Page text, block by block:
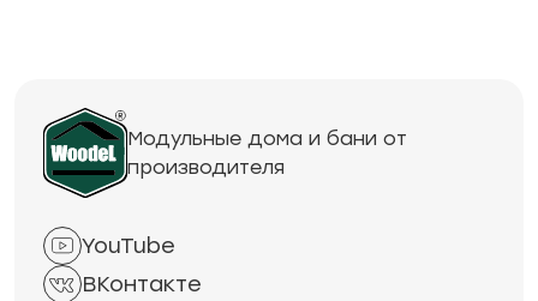
Модульные дома и бани от
производителя
YouTube
ВКонтакте